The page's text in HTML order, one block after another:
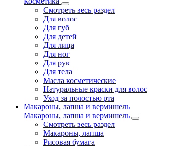
Смотреть весь раздел
Для волос
Для губ
Для детей
Для лица
Для ног
Для рук
Для тела
Масла косметические
Натуральные краски для волос
Уход за полостью рта
Макароны, лапша и вермишель
Макароны, лапша и вермишель
Смотреть весь раздел
Макароны, лапша
Рисовая бумага